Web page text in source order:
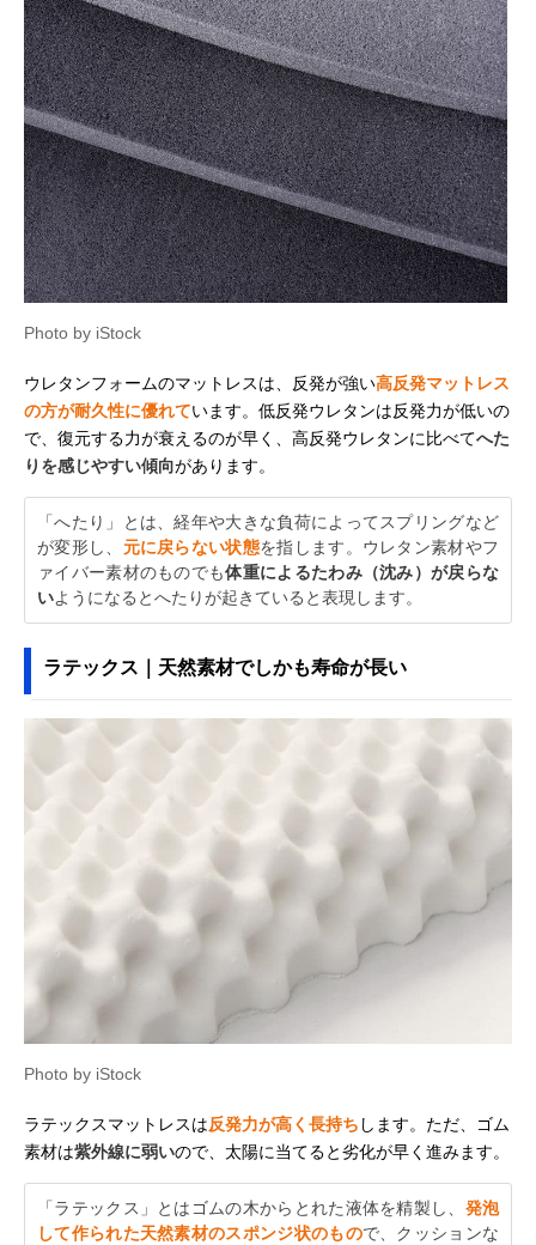
Photo by iStock
ウレタンフォームのマットレスは、反発が強い高反発マットレス
の方が耐久性に優れています。低反発ウレタンは反発力が低いの
で、復元する力が衰えるのが早く、高反発ウレタンに比べてへた
りを感じやすい傾向があります。
「へたり」とは、経年や大きな負荷によってスプリングなど
が変形し、 元に戻らない状態を指します。ウレタン素材やフ
ァイバー素材のものでも体重によるたわみ（沈み）が戻らな
いようになるとへたりが起きていると表現します。
ラテックス｜天然素材でしかも寿命が長い
Photo by iStock
ラテックスマットレスは反発力が高く長持ち します。ただ、ゴム
素材は紫外線に弱いので、太陽に当てると劣化が早く進みます。
「ラテックス」とはゴムの木からとれた液体を精製し、 発泡
して作られた天然素材のスポンジ状のもので、クッションな